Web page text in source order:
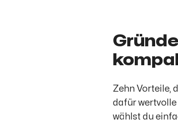
Zehn Vorteile,
dafür
wählst du